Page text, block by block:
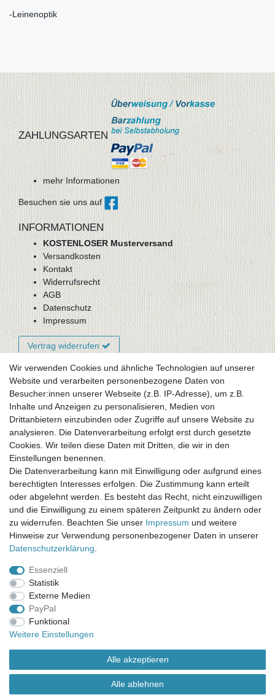
-Leinenoptik
ZAHLUNGSARTEN
mehr Informationen
Besuchen sie uns auf
INFORMATIONEN
KOSTENLOSER Musterversand
Versandkosten
Kontakt
Widerrufsrecht
AGB
Datenschutz
Impressum
Vertrag widerrufen
Newsletter-Anmeldung
FAQ / Fragen
Mein Warenkorb
Mein Merkzettel
Mein Konto
UNSER LADENGESCHÄFT
Gottlieb-Daimler-Str. 10
33334 Gütersloh
ÖFFNUNGSZEITEN
Montag - Dienstag: 8.00 - 18.00 Uhr, Mittwoch Ruhetag,
Donnerstag: 8.00 - 18.00 Uhr, Freitag 8.00 - 14.00 Uhr
KUNDENSERVICE
Telefon: (05241) 403 22 38
E-Mail: info@stoffamstueck.de
Alle Preise inklusive gesetzlicher Mehrwertsteuer und
zuzüglichVersandkosten. * Pflichtfeld
Wir verwenden Cookies und ähnliche Technologien auf unserer
Website und verarbeiten personenbezogene Daten von
Besucher:innen unserer Webseite (z.B. IP-Adresse), um z.B.
Inhalte und Anzeigen zu personalisieren, Medien von
Drittanbietern einzubinden oder Zugriffe auf unsere Website zu
analysieren. Die Datenverarbeitung erfolgt erst durch gesetzte
Cookies. Wir teilen diese Daten mit Dritten, die wir in den
Einstellungen benennen.
Die Datenverarbeitung kann mit Einwilligung oder aufgrund eines
berechtigten Interesses erfolgen. Die Zustimmung kann erteilt
oder abgelehnt werden. Es besteht das Recht, nicht einzuwilligen
und die Einwilligung zu einem späteren Zeitpunkt zu ändern oder
zu widerrufen. Beachten Sie unser Impressum und weitere
Hinweise zur Verwendung personenbezogener Daten in unserer
Daten­schutz­erklärung
Essenziell
Statistik
Externe Medien
PayPal
Funktional
Weitere Einstellungen
Alle akzeptieren
Alle ablehnen